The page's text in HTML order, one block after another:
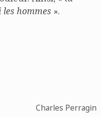
hommes».
Charles Perragin